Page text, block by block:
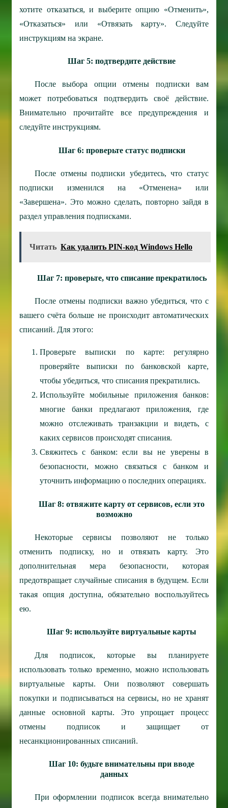
хотите отказаться, и выберите опцию «Отменить»,
«Отказаться» или «Отвязать карту». Следуйте
инструкциям на экране.
Шаг 5: подтвердите действие
После выбора опции отмены подписки вам
может потребоваться подтвердить своё действие.
Внимательно прочитайте все предупреждения и
следуйте инструкциям.
Шаг 6: проверьте статус подписки
После отмены подписки убедитесь, что статус
подписки изменился на «Отменена» или
«Завершена». Это можно сделать, повторно зайдя в
раздел управления подписками.
Читать Как удалить PIN-код Windows Hello
Шаг 7: проверьте, что списание прекратилось
После отмены подписки важно убедиться, что с
вашего счёта больше не происходит автоматических
списаний. Для этого:
Проверьте выписки по карте: регулярно
проверяйте выписки по банковской карте,
чтобы убедиться, что списания прекратились.
Используйте мобильные приложения банков:
многие банки предлагают приложения, где
можно отслеживать транзакции и видеть, с
каких сервисов происходят списания.
Свяжитесь с банком: если вы не уверены в
безопасности, можно связаться с банком и
уточнить информацию о последних операциях.
Шаг 8: отвяжите карту от сервисов, если это
возможно
Некоторые сервисы позволяют не только
отменить подписку, но и отвязать карту. Это
дополнительная мера безопасности, которая
предотвращает случайные списания в будущем. Если
такая опция доступна, обязательно воспользуйтесь
ею.
Шаг 9: используйте виртуальные карты
Для подписок, которые вы планируете
использовать только временно, можно использовать
виртуальные карты. Они позволяют совершать
покупки и подписываться на сервисы, но не хранят
данные основной карты. Это упрощает процесс
отмены подписок и защищает от
несанкционированных списаний.
Шаг 10: будьте внимательны при вводе
данных
При оформлении подписок всегда внимательно